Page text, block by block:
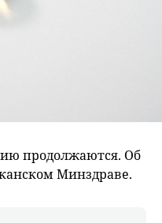
продолжаются. Об
Минздраве.